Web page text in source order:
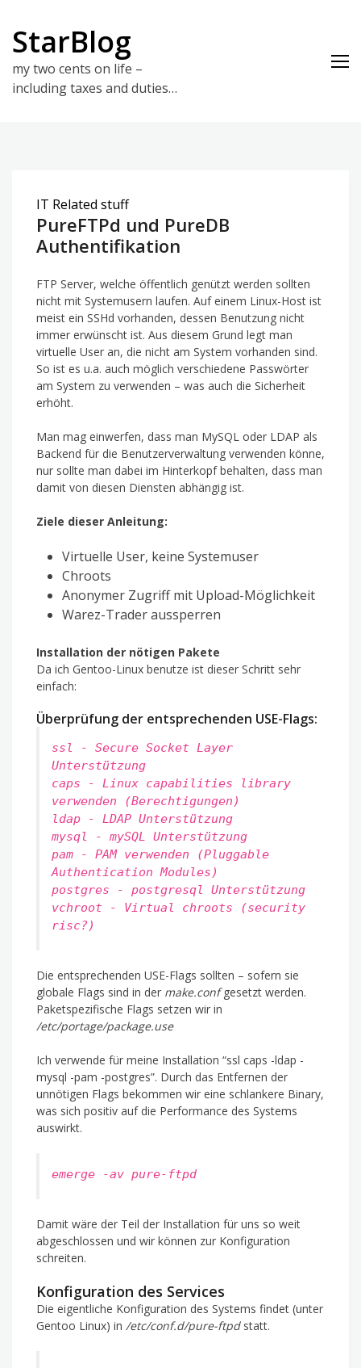
content
StarBlog
my two cents on life –
including taxes and duties…
IT Related stuff
PureFTPd und PureDB
Authentifikation
FTP Server, welche öffentlich genützt werden sollten
nicht mit Systemusern laufen. Auf einem Linux-Host ist
meist ein SSHd vorhanden, dessen Benutzung nicht
immer erwünscht ist. Aus diesem Grund legt man
virtuelle User an, die nicht am System vorhanden sind.
So ist es u.a. auch möglich verschiedene Passwörter
am System zu verwenden – was auch die Sicherheit
erhöht.
Man mag einwerfen, dass man MySQL oder LDAP als
Backend für die Benutzerverwaltung verwenden könne,
nur sollte man dabei im Hinterkopf behalten, dass man
damit von diesen Diensten abhängig ist.
Ziele dieser Anleitung:
Virtuelle User, keine Systemuser
Chroots
Anonymer Zugriff mit Upload-Möglichkeit
Warez-Trader aussperren
Installation der nötigen Pakete
Da ich Gentoo-Linux benutze ist dieser Schritt sehr
einfach:
Überprüfung der entsprechenden USE-Flags:
ssl - Secure Socket Layer
Unterstützung
caps - Linux capabilities library
verwenden (Berechtigungen)
ldap - LDAP Unterstützung
mysql - mySQL Unterstützung
pam - PAM verwenden (Pluggable
Authentication Modules)
postgres - postgresql Unterstützung
vchroot - Virtual chroots (security
risc?)
Die entsprechenden USE-Flags sollten – sofern sie
globale Flags sind in der make.confgesetzt werden.
Paketspezifische Flags setzen wir in
/etc/portage/package.use
Ich verwende für meine Installation “ssl caps -ldap -
mysql -pam -postgres”. Durch das Entfernen der
unnötigen Flags bekommen wir eine schlankere Binary,
was sich positiv auf die Performance des Systems
auswirkt.
emerge -av pure-ftpd
Damit wäre der Teil der Installation für uns so weit
abgeschlossen und wir können zur Konfiguration
schreiten.
Konfiguration des Services
Die eigentliche Konfiguration des Systems findet (unter
Gentoo Linux) in /etc/conf.d/pure-ftpdstatt.